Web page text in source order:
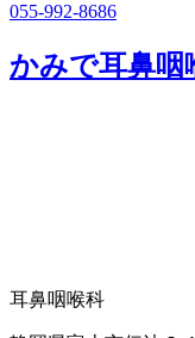
055-992-8686
かみで耳鼻咽
耳鼻咽喉科